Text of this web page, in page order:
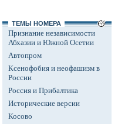
ТЕМЫ НОМЕРА
Признание независимости
Абхазии и Южной Осетии
Автопром
Ксенофобия и неофашизм в
России
Россия и Прибалтика
Исторические версии
Косово